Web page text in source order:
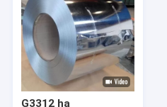
G3312 ha